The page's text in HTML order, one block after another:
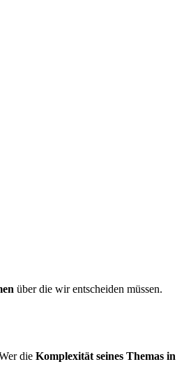
über die wir entscheiden müssen.
die Komplexität seines Themas in